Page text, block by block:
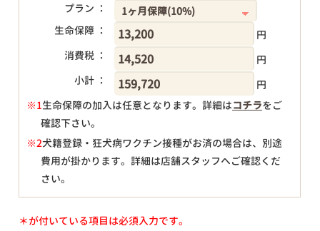
プラン ：
生命保障 ：
円
消費税 ：
円
小計 ：
円
※1生命保障の加入は任意となります。詳細はコチラをご
確認下さい。
※2犬籍登録・狂犬病ワクチン接種がお済の場合は、別途
費用が掛かります。詳細は店舗スタッフへご確認くだ
さい。
＊が付いている項目は必須入力です。